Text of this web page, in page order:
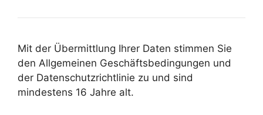
Mit der Übermittlung Ihrer Daten stimmen Sie
den Allgemeinen Geschäftsbedingungen und
der Datenschutzrichtlinie zu und sind
mindestens 16 Jahre alt.